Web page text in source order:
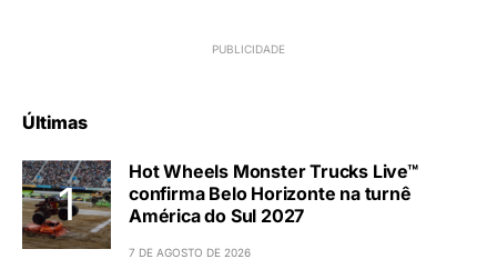
Últimas
Hot Wheels Monster Trucks Live™
confirma Belo Horizonte na turnê
América do Sul 2027
7 DE AGOSTO DE 2026